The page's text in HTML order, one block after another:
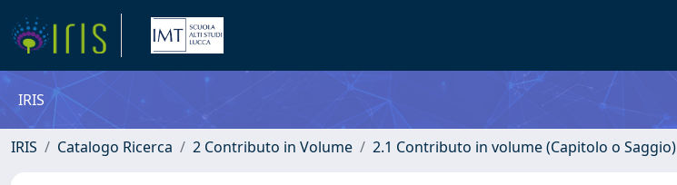
IRIS
IRIS Catalogo Ricerca 2 Contributo in Volume 2.1 Contributo in volume (Capitolo o Saggio)